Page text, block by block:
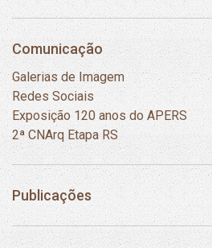
Comunicação
Galerias de Imagem
Redes Sociais
Exposição 120 anos do APERS
2ª CNArq Etapa RS
Publicações